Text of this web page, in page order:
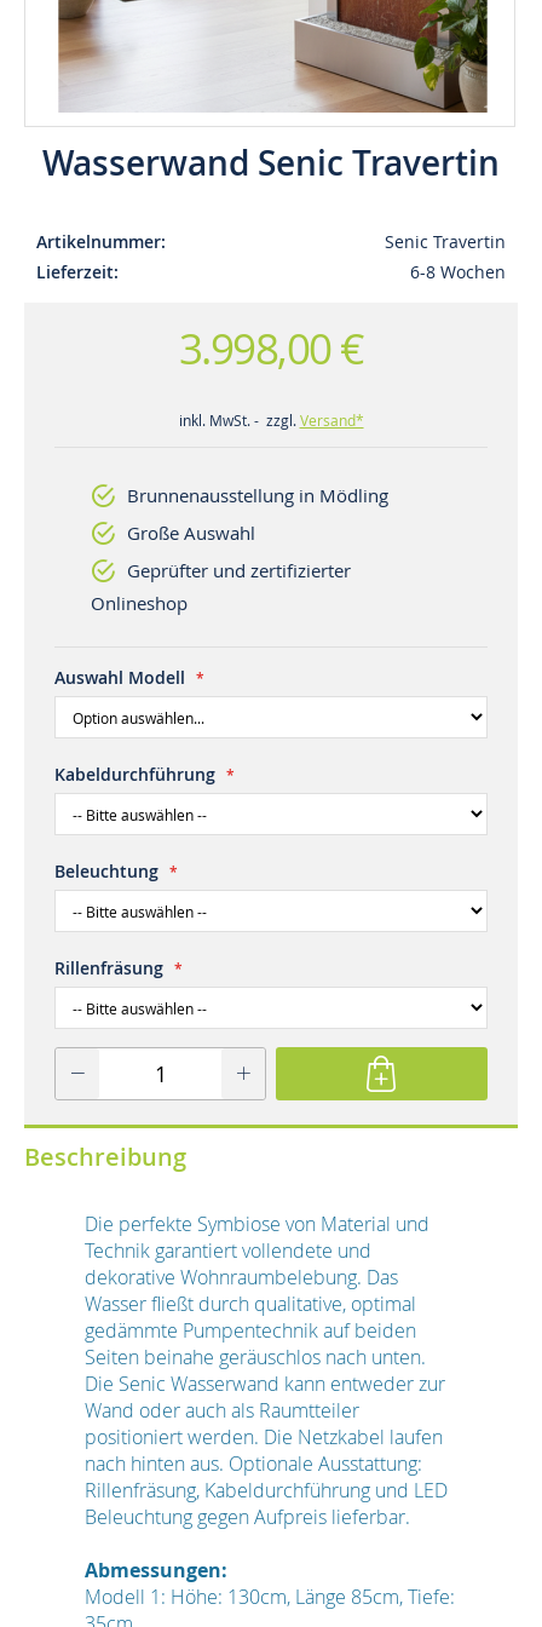
Wasserwand Senic Travertin
Artikelnummer
Senic Travertin
Lieferzeit
6-8 Wochen
3.998,00 €
inkl. MwSt. - zzgl.Versand*
Brunnenausstellung in Mödling
Große Auswahl
Geprüfter und zertifizierter
Onlineshop
Auswahl Modell
Kabeldurchführung
Beleuchtung
Rillenfräsung
Beschreibung
Die perfekte Symbiose von Material und
Technik garantiert vollendete und
dekorative Wohnraumbelebung. Das
Wasser fließt durch qualitative, optimal
gedämmte Pumpentechnik auf beiden
Seiten beinahe geräuschlos nach unten.
Die Senic Wasserwand kann entweder zur
Wand oder auch als Raumtteiler
positioniert werden. Die Netzkabel laufen
nach hinten aus. Optionale Ausstattung:
Rillenfräsung, Kabeldurchführung und LED
Beleuchtung gegen Aufpreis lieferbar.
Abmessungen:
Modell 1: Höhe: 130cm, Länge 85cm, Tiefe: